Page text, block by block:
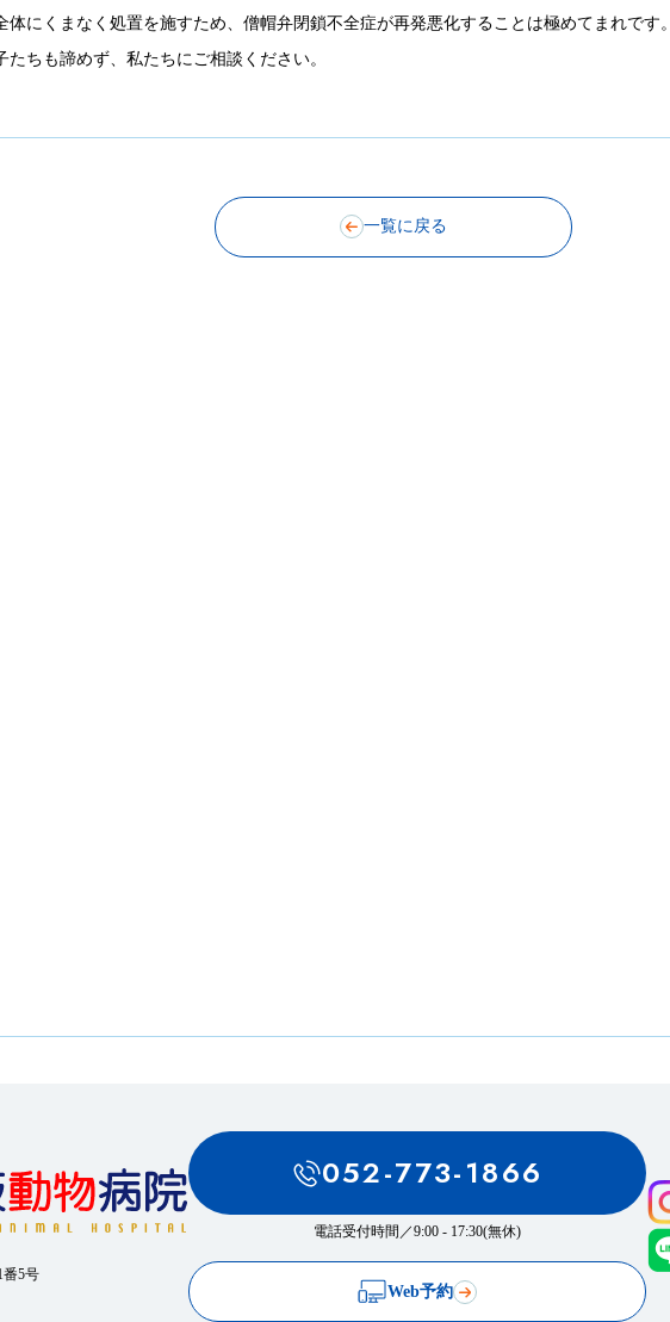
体にくまなく処置を施すため、僧帽弁閉鎖不全症が再発悪化することは極めてまれです。
たちも諦めず、私たちにご相談ください。
一覧に戻る
番5号
052-773-1866
電話受付時間／9:00 - 17:30(無休)
Web予約